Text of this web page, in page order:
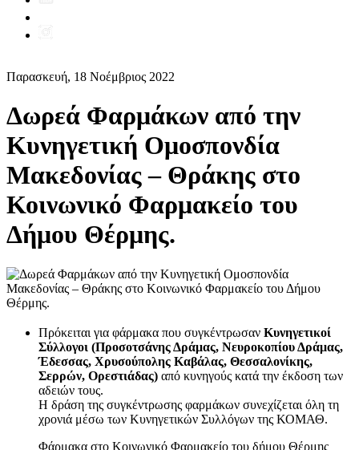
Παρασκευή, 18 Νοέμβριος 2022
Δωρεά Φαρμάκων από την
Κυνηγετική Ομοσπονδία
Μακεδονίας – Θράκης στο
Κοινωνικό Φαρμακείο του
Δήμου Θέρμης.
Πρόκειται για φάρμακα που συγκέντρωσαν Κυνηγετικοί
Σύλλογοι (Προσοτσάνης Δράμας, Νευροκοπίου Δράμας,
Έδεσσας, Χρυσούπολης Καβάλας, Θεσσαλονίκης,
Σερρών, Ορεστιάδας) από κυνηγούς κατά την έκδοση των
αδειών τους.
Η δράση της συγκέντρωσης φαρμάκων συνεχίζεται όλη τη
χρονιά μέσω των Κυνηγετικών Συλλόγων της ΚΟΜΑΘ.
Φάρμακα στο Κοινωνικό Φαρμακείο του δήμου Θέρμης